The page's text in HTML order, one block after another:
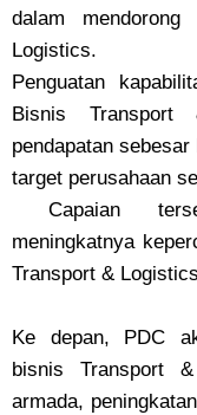
dalam
Logistics.
Penguatan
Bisnis Transport
pendapatan
target perusahaan
Capaian
meningkatnya
Transport &
Ke depan, PDC
bisnis Transport
armada,